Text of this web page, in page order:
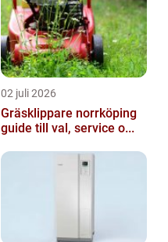
02 juli 2026
Gräsklippare norrköping
guide till val, service o...